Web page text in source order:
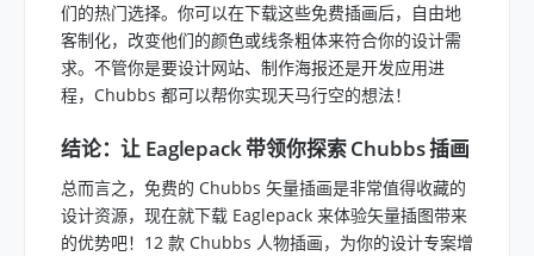
们的热门选择。你可以在下载这些免费插画后，自由地
客制化，改变他们的颜色或线条粗体来符合你的设计需
求。不管你是要设计网站、制作海报还是开发应用进
程，Chubbs 都可以帮你实现天马行空的想法！
结论：让 Eaglepack 带领你探索 Chubbs 插画
总而言之，免费的 Chubbs 矢量插画是非常值得收藏的
设计资源，现在就下载 Eaglepack 来体验矢量插图带来
的优势吧！12 款 Chubbs 人物插画，为你的设计专案增